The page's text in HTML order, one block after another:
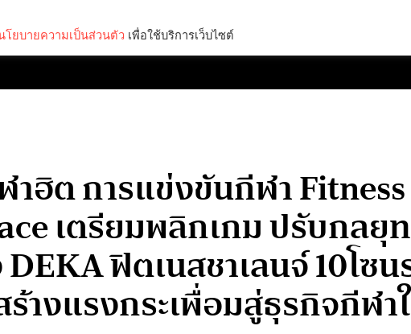
ฮิต การแข่งขันกีฬา Fitness
เตรียมพลิกเกม ปรับกลยุ
ฟิตเนสชาเลนจ์ 10โซน
างแรงกระเพื่อมสู่ธุรกิจกีฬ
โยบายความเป็นส่วนตัว เพื่อใช้บริการเว็บไซต์